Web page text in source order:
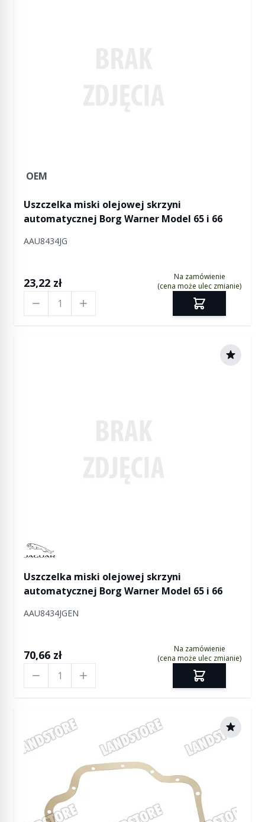
OEM
Uszczelka miski olejowej skrzyni
automatycznej Borg Warner Model 65 i 66
AAU8434JG
23,22 zł
Na zamówienie
(cena może ulec zmianie)
Manufactured by Jaguar
Uszczelka miski olejowej skrzyni
automatycznej Borg Warner Model 65 i 66
AAU8434JGEN
70,66 zł
Na zamówienie
(cena może ulec zmianie)